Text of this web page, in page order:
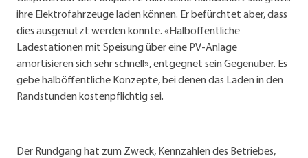
ihre Elektrofahrzeuge laden können. Er befürchtet aber, dass
dies ausgenutzt werden könnte. «Halböffentliche
Ladestationen mit Speisung über eine PV-Anlage
amortisieren sich sehr schnell», entgegnet sein Gegenüber. Es
gebe halböffentliche Konzepte, bei denen das Laden in den
Randstunden kostenpflichtig sei.
Der Rundgang hat zum Zweck, Kennzahlen des Betriebes,